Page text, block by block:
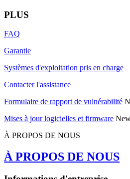
PLUS
FAQ
Garantie
Systèmes d'exploitation pris en charge
Contacter l'assistance
Formulaire de rapport de vulnérabilité
Mises à jour logicielles et firmware
À PROPOS DE NOUS
À PROPOS DE NOUS